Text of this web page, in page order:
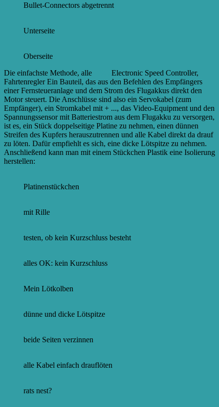
Bullet-Connectors abgetrennt
Unterseite
Oberseite
Die einfachste Methode, alle
Electronic Speed Controller,
Fahrtenregler Ein Bauteil, das aus den Befehlen des Empfängers
einer Fernsteueranlage und dem Strom des Flugakkus direkt den
Motor steuert. Die Anschlüsse sind also ein Servokabel (zum
Empfänger), ein Stromkabel mit + ..., das Video-Equipment und den
Spannungssensor mit Batteriestrom aus dem Flugakku zu versorgen,
ist es, ein Stück doppelseitige Platine zu nehmen, einen dünnen
Streifen des Kupfers herauszutrennen und alle Kabel direkt da drauf
zu löten. Dafür empfiehlt es sich, eine dicke Lötspitze zu nehmen.
Anschließend kann man mit einem Stückchen Plastik eine Isolierung
herstellen:
Platinenstückchen
mit Rille
testen, ob kein Kurzschluss besteht
alles OK: kein Kurzschluss
Mein Lötkolben
dünne und dicke Lötspitze
beide Seiten verzinnen
alle Kabel einfach drauflöten
rats nest?